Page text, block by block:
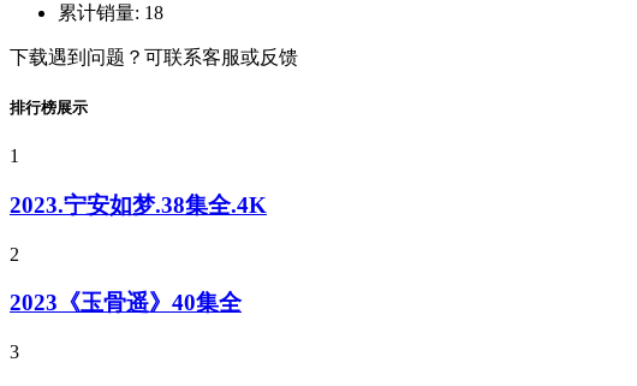
累计销量: 18
下载遇到问题？可联系客服或反馈
排行榜展示
1
2023.宁安如梦.38集全.4K
2
2023《玉骨遥》40集全
3